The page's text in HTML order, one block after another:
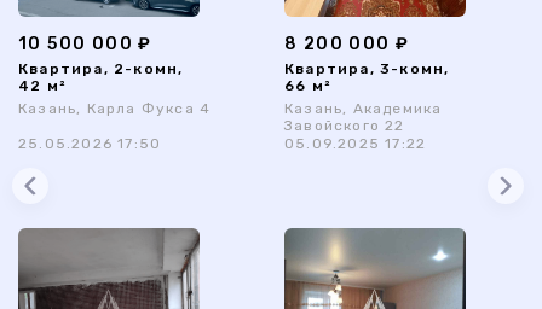
10 500 000 ₽
Квартира, 2-комн,
42 м²
Казань, Карла Фукса 4
25.05.2026 17:50
8 200 000 ₽
Квартира, 3-комн,
66 м²
Казань, Академика
Завойского 22
05.09.2025 17:22